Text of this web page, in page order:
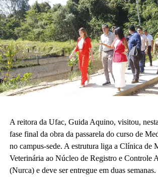
da educação básica.”
A vice-diretora do CAp, Alessandra Perez
relevância do novo espaço para a rotina
“Muito em breve vamos deixar de ser
nosso lugar. Eu olho para cada espaço aqui e
crianças correndo e sendo felizes.”
Também participaram da cerimônia o pró-
prefeito do campus, Artesson Cruz; além de
administrativos, estudantes e representantes
responsável pela obra.
(Fhagner Soares, estagiário Ascom/Ufac)
A reitora da Ufac, Guida Aquino, visitou,
fase final da obra da passarela do curso de
no campus-sede. A estrutura liga a Clínica de
Veterinária ao Núcleo de Registro e Controle
(Nurca) e deve ser entregue em duas semanas.